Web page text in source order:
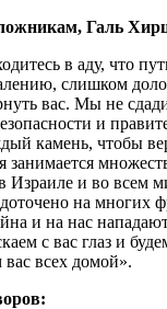
Галь
в аду, что
слишком
вас. Мы не
и
камень, чтобы
занимается
Израиле и во всем
на многих
и на нас
с вас глаз и
всех домой».